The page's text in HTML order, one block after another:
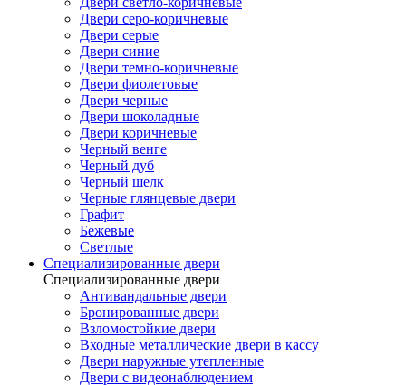
Двери серо-коричневые
Двери серые
Двери синие
Двери темно-коричневые
Двери фиолетовые
Двери черные
Двери шоколадные
Двери коричневые
Черный венге
Черный дуб
Черный шелк
Черные глянцевые двери
Графит
Бежевые
Светлые
Специализированные двери
Специализированные двери
Антивандальные двери
Бронированные двери
Взломостойкие двери
Входные металлические двери в кассу
Двери наружные утепленные
Двери с видеонаблюдением